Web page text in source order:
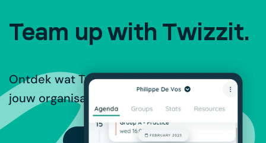
Team up with Twizzit.
Ontdek wat Twizzit te bieden heeft voor
jouw organisatie.
PROBEER GRATIS